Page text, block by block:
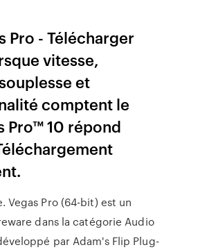
Pro - Télécharger
vitesse,
et
comptent le
Pro™ 10 répond
Vegas Pro (64-bit) est un
dans la catégorie Audio
par Adam's Flip Plug-